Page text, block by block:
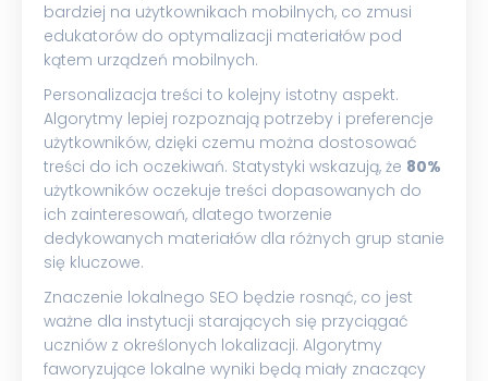
bardziej na użytkownikach mobilnych, co zmusi
edukatorów do optymalizacji materiałów pod
kątem urządzeń mobilnych.
Personalizacja treści to kolejny istotny aspekt.
Algorytmy lepiej rozpoznają potrzeby i preferencje
użytkowników, dzięki czemu można dostosować
treści do ich oczekiwań. Statystyki wskazują, że 80%
użytkowników oczekuje treści dopasowanych do
ich zainteresowań, dlatego tworzenie
dedykowanych materiałów dla różnych grup stanie
się kluczowe.
Znaczenie lokalnego SEO będzie rosnąć, co jest
ważne dla instytucji starających się przyciągać
uczniów z określonych lokalizacji. Algorytmy
faworyzujące lokalne wyniki będą miały znaczący